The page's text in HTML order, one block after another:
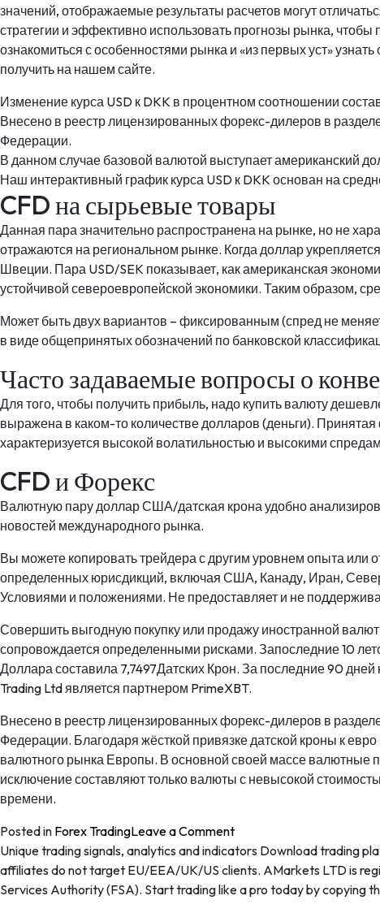
значений, отображаемые результаты расчетов могут
стратегии и эффективно использовать прогнозы рынка,
ознакомиться с особенностями рынка и «из первых уст»
получить на нашем сайте.
Изменение курса USD к DKK в процентном соотношении
Внесено в реестр лицензированных форекс-дилеров в
Федерации.
В данном случае базовой валютой выступает американский
Наш интерактивный график курса USD к DKK основан на
CFD на сырьевые товары
Данная пара значительно распространена на рынке, но не
отражаются на региональном рынке. Когда доллар
Швеции. Пара USD/SEK показывает, как американская
устойчивой североевропейской экономики. Таким образом,
Может быть двух вариантов – фиксированным (спред не
в виде общепринятых обозначений по банковской
Часто задаваемые вопросы о
Для того, чтобы получить прибыль, надо купить валюту
выражена в каком-то количестве долларов (деньги).
характеризуется высокой волатильностью и высокими
CFD и Форекс
Валютную пару доллар США/датская крона удобно
новостей международного рынка.
Вы можете копировать трейдера с другим уровнем опыта
определенных юрисдикций, включая США, Канаду, Иран,
Условиями и положениями. Не предоставляет и не
Совершить выгодную покупку или продажу иностранной
сопровождается определенными рисками. Запоследние 10
Доллара составила 7,7497Датских Крон. За последние 90
Trading Ltd является партнером PrimeXBT.
Внесено в реестр лицензированных форекс-дилеров в
Федерации. Благодаря жёсткой привязке датской кроны к
валютного рынка Европы. В основной своей массе валютные
исключение составляют только валюты с невысокой
времени.
Posted in Forex TradingLeave a Commenton
Реальные
котировки
форекс,
Unique trading signals, analytics and indicators Download trading
affiliates do not target EU/EEA/UK/US clients. AMarkets LTD is
Services Authority (FSA). Start trading like a pro today by copying